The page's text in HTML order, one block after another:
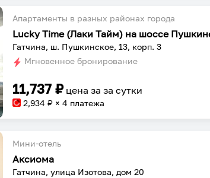
Апартаменты в разных районах города
Гатчина, ш. Пушкинское, 13, корп. 3
Мгновенное бронирование
11,737 ₽ цена заза сутки
2,934 ₽ × 4 платежа
Мини-отель
Аксиома
Гатчина, улица Изотова, дом 20